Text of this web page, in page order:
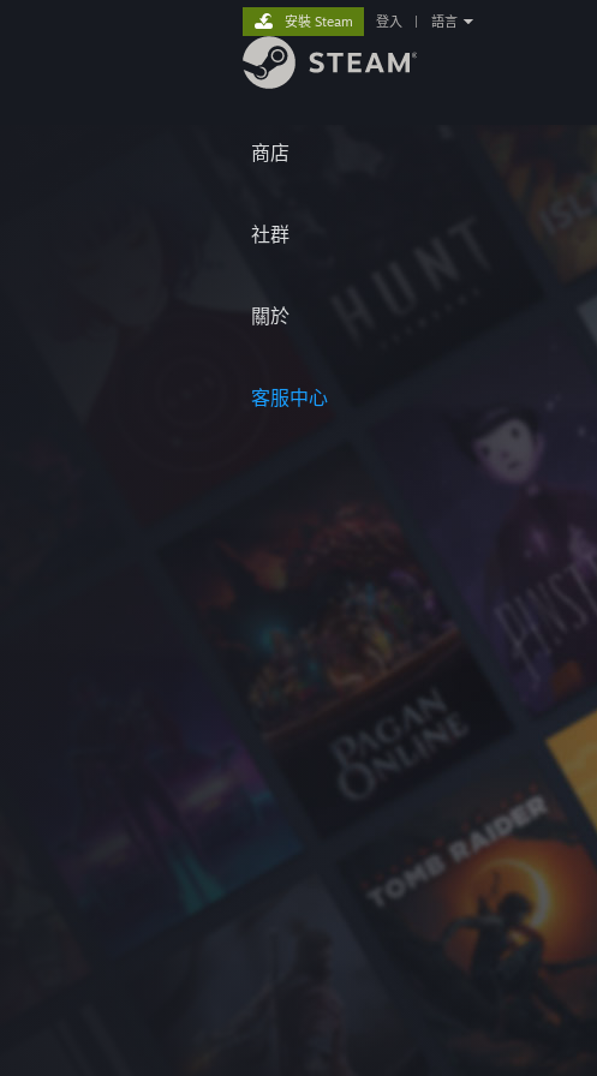
商店
社群
關於
客服中心
安裝 Steam 登入 語言